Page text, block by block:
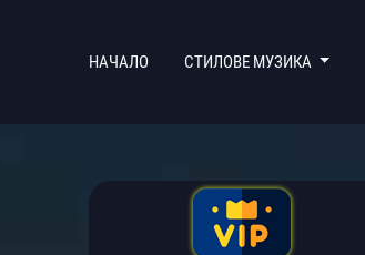
НАЧАЛО (CURRENT)
СТИЛОВЕ МУЗИКА